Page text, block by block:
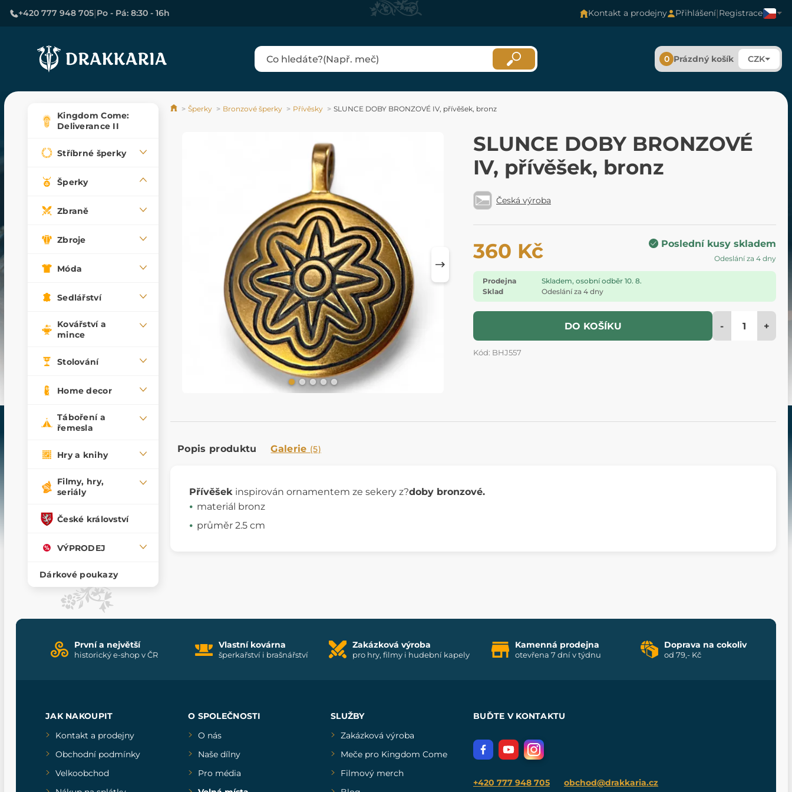
+420 777 948 705|Po - Pá: 8:30 - 16h Kontakt a prodejny Přihlášení|Registrace
0 Prázdný košík CZK
Kingdom Come:
Deliverance II
Stříbrné šperky
Šperky
Zbraně
Zbroje
Móda
Sedlářství
Kovářství a
mince
Stolování
Home decor
Táboření a
řemesla
Hry a knihy
Filmy, hry,
seriály
České království
VÝPRODEJ
Dárkové poukazy
Šperky Bronzové šperky Přívěsky SLUNCE DOBY BRONZOVÉ IV, přívěšek, bronz
SLUNCE DOBY BRONZOVÉ
IV, přívěšek, bronz
Česká výroba
360 Kč Poslední kusy skladem
Odeslání za 4 dny
Prodejna
Skladem, osobní odběr 10. 8.
Sklad
Odeslání za 4 dny
DO KOŠÍKU - +
Kód: BHJ557
Popis produktu Galerie (5)
Přívěšek inspirován ornamentem ze sekery z?doby bronzové.
materiál bronz
průměr 2.5 cm
První a největší
historický e-shop v ČR
Vlastní kovárna
šperkařství i brašnářství
Zakázková výroba
pro hry, filmy i hudební kapely
Kamenná prodejna
otevřena 7 dní v týdnu
Doprava na cokoliv
od 79,- Kč
JAK NAKOUPIT
Kontakt a prodejny
Obchodní podmínky
Velkoobchod
O SPOLEČNOSTI
O nás
Naše dílny
Pro média
SLUŽBY
Zakázková výroba
Meče pro Kingdom Come
Filmový merch
BUĎTE V KONTAKTU
+420 777 948 705 obchod@drakkaria.cz